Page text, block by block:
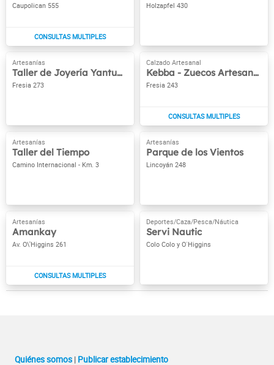
Caupolican 555 Holzapfel 430
Taller de Joyería Yantumeron
Fresia 273
Kebba - Zuecos Artesanales
Fresia 243
Taller del Tiempo
Camino Internacional - Km. 3
Parque de los Vientos
Lincoyán 248
Amankay
Av. O\'Higgins 261
Servi Nautic
Colo Colo y O`Higgins
Quiénes somos | Publicar establecimiento